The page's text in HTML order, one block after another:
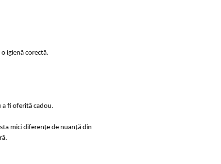
igienă corectă.
a fi oferită cadou.
mici diferențe de nuanță din